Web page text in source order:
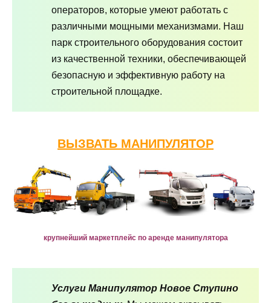
операторов, которые умеют работать с
различными мощными механизмами. Наш
парк строительного оборудования состоит
из качественной техники, обеспечивающей
безопасную и эффективную работу на
строительной площадке.
ВЫЗВАТЬ МАНИПУЛЯТОР
крупнейший маркетплейс по аренде манипулятора
Услуги Манипулятор Новое Ступино